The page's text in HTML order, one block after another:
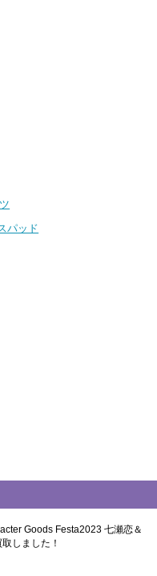
パッド
Goods Festa2023 七瀬恋＆
しました！